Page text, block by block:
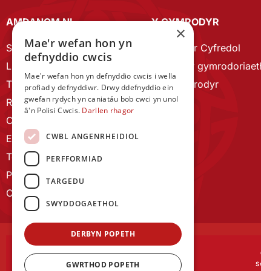
AMDANOM NI
Strategaeth 2023-28
Llywodraethu
Tîm Staff
RYGC Hafan
Canllawiau brandio
Ein Hanes
Telerau ac Amodau
Polisi Preifatrwydd
Cysylltu â ni
Y CYMRODYR
Cymrodyr Cyfredol
Esbonio’r
Cyn Gymrodyr
×
Mae'r wefan hon yn
defnyddio cwcis
Mae'r wefan hon yn defnyddio cwcis i wella
profiad y defnyddiwr. Drwy ddefnyddio ein
gwefan rydych yn caniatáu bob cwci yn unol
â'n Polisi Cwcis. Darllen rhagor
CWBL ANGENRHEIDIOL
PERFFORMIAD
TARGEDU
SWYDDOGAETHOL
DERBYN POPETH
GWRTHOD POPETH